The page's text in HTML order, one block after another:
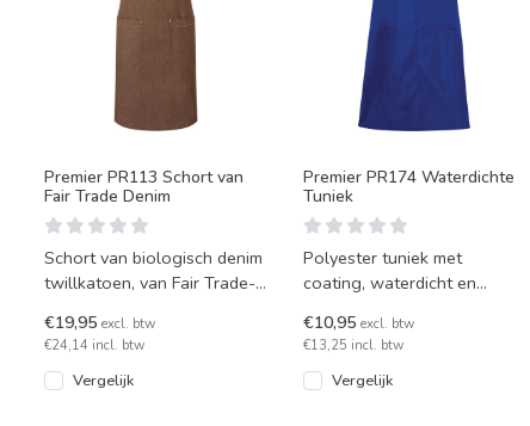
Premier PR113 Schort van
Fair Trade Denim
Schort van biologisch denim
twillkatoen, van Fair Trade-
opgezette voorzakken. On
€19,95 excl. btw
€24,14 incl. btw
Vergelijk
Premier PR174 Waterdichte
Tuniek
Polyester tuniek met
coating, waterdicht en
€10,95 excl. btw
€13,25 incl. btw
Vergelijk